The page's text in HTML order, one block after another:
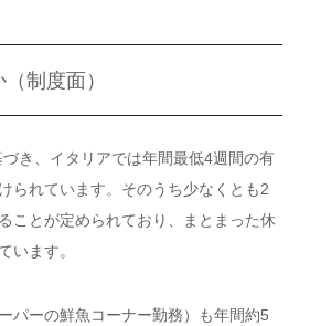
制度面）
き、イタリアでは年間最低4週間の有
られています。そのうち少なくとも2
ことが定められており、まとまった休
います。
パーの鮮魚コーナー勤務）も年間約5